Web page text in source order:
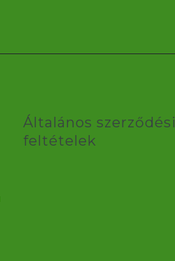
Általános szerződési
feltételek